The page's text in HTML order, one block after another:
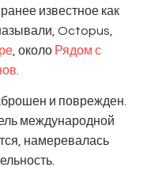
известное как
Octopus,
, около Рядом с
и поврежден.
международной
намеревалась